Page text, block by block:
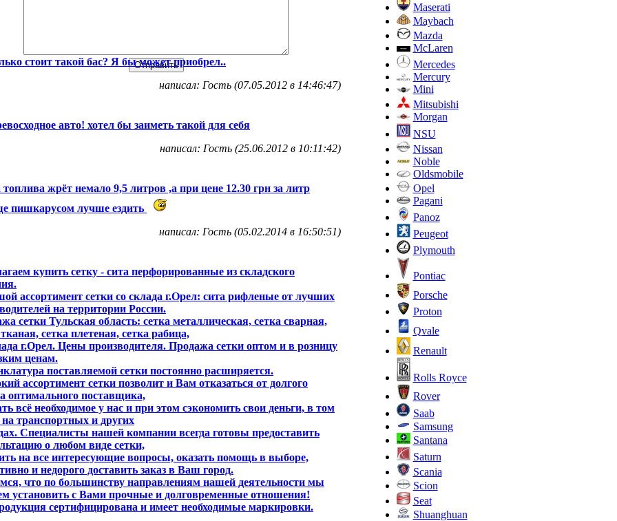
стоит такой бас? Я бы может приобрел..
написал: Гость (07.05.2012 в 14:46:47)
авто! хотел бы заиметь такой для себя
написал: Гость (25.06.2012 в 10:11:42)
топлива жрёт немало 9,5 литров ,а при цене 12.30 грн за литр
пишкарусом лучше ездить
написал: Гость (05.02.2014 в 16:50:51)
купить сетку - сита перфорированные из складского
ассортимент сетки со склада г.Орел: сита рифленые от лучших
на территории России.
сетки Тульская область: сетка металлическая, сетка сварная,
сетка плетеная, сетка рабица,
г.Орел. Цены производителя. Продажа сетки оптом и в розницу
ценам.
поставляемой сетки постоянно расширяется.
ассортимент сетки позволит и Вам отказаться от долгого
оптимального поставщика,
всё необходимое у нас и при этом сэкономить свои деньги, в том
на транспортных и других
Специалисты нашей компании всегда готовы предоставить
о любом виде сетки,
на все интересующие вопросы, оказать помощь в выборе,
и недорого доставить заказ в Ваш город.
что по большинству направлениям нашей деятельности мы
установить с Вами прочные и долговременные отношения!
сертифицирована и имеет необходимые маркировки.
Maserati
Maybach
Mazda
McLaren
Mercedes
Mercury
Mini
Mitsubishi
Morgan
NSU
Nissan
Noble
Oldsmobile
Opel
Pagani
Panoz
Peugeot
Plymouth
Pontiac
Porsche
Proton
Qvale
Renault
Rolls Royce
Rover
Saab
Samsung
Santana
Saturn
Scania
Scion
Seat
Shuanghuan